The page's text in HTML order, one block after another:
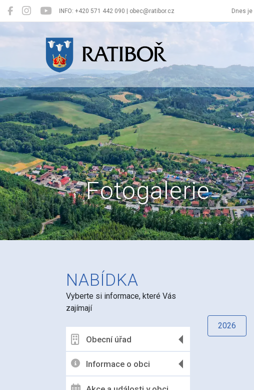
INFO: +420 571 442 090 | obec@ratibor.cz Dnes je
Ratiboř
Fotogalerie
NABÍDKA
Vyberte si informace, které Vás
zajímají
Obecní úřad
Informace o obci
2026